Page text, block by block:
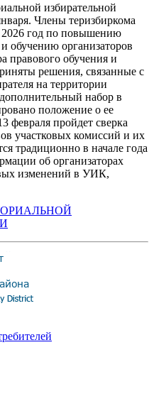
избирательной
Члены теризбиркома
2026 год по повышению
обучению организаторов
правового обучения и
решения, связанные с
на территории
набор в
положение о ее
февраля пройдет сверка
участковых комиссий и их
традиционно в начале года
об организаторах
изменений в УИК,